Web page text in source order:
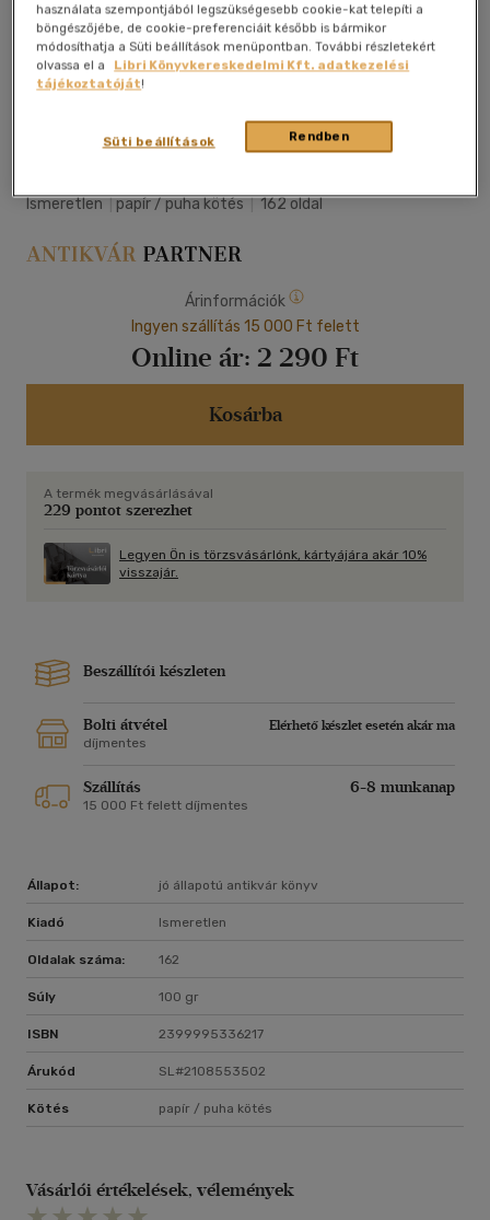
Megosztom
Ismeretlen|papír / puha kötés|162 oldal
Árinformációk
Ingyen szállítás 15 000 Ft felett
Online ár: 2 290 Ft
Kosárba
A termék megvásárlásával
229 pontot szerezhet
Legyen Ön is törzsvásárlónk, kártyájára akár 10%
visszajár.
Beszállítói készleten
Bolti átvétel
Elérhető készlet esetén akár ma
díjmentes
Szállítás 6-8 munkanap
15 000 Ft felett díjmentes
Állapot: jó állapotú antikvár könyv
Kiadó Ismeretlen
Oldalak száma: 162
Súly 100 gr
ISBN 2399995336217
Árukód SL#2108553502
Kötés papír / puha kötés
Vásárlói értékelések, vélemények
használata szempontjából legszükségesebb cookie-kat telepíti a
böngészőjébe, de cookie-preferenciáit később is bármikor
módosíthatja a Süti beállítások menüpontban. További részletekért
olvassa el a
Libri Könyvkereskedelmi Kft. adatkezelési
tájékoztatóját!
Rendben
Süti beállítások